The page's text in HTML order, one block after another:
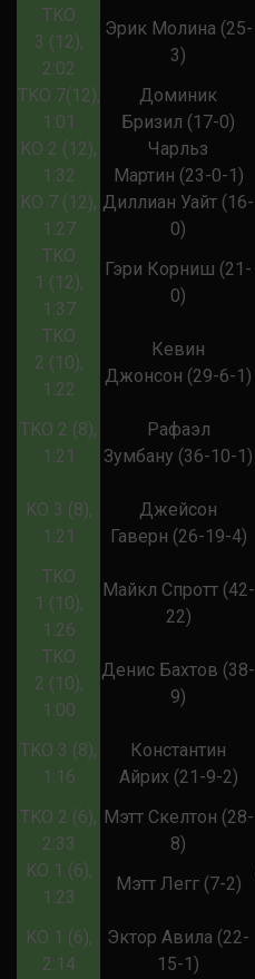
TKO
3 (12),
2:02
Эрик Молина (25-
3)
TKO 7(12),
1:01
Доминик
Бризил (17-0)
KO 2 (12),
1:32
Чарльз
Мартин (23-0-1)
KO 7 (12),
1:27
Диллиан Уайт (16-
0)
TKO
1 (12),
1:37
Гэри Корниш (21-
0)
ТKO
2 (10),
1:22
Кевин
Джонсон (29-6-1)
TKO 2 (8),
1:21
Рафаэл
Зумбану (36-10-1)
KO 3 (8),
1:21
Джейсон
Гаверн (26-19-4)
TKO
1 (10),
1:26
Майкл Спротт (42-
22)
TKO
2 (10),
1:00
Денис Бахтов (38-
9)
TKO 3 (8),
1:16
Константин
Айрих (21-9-2)
TKO 2 (6),
2:33
Мэтт Скелтон (28-
8)
KO 1 (6),
1:23
Мэтт Легг (7-2)
KO 1 (6),
2:14
Эктор Авила (22-
15-1)